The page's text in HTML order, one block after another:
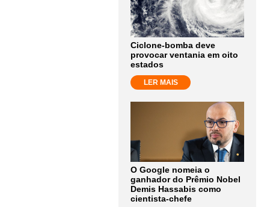
Ciclone-bomba deve
provocar ventania em oito
estados
LER MAIS
O Google nomeia o
ganhador do Prêmio Nobel
Demis Hassabis como
cientista-chefe